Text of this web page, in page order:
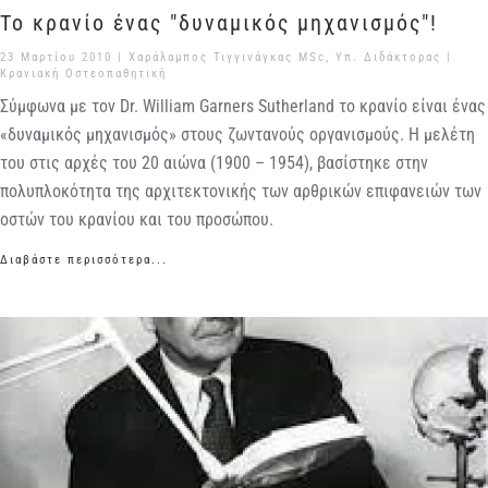
Το κρανίο ένας "δυναμικός μηχανισμός"!
23 Μαρτίου 2010
| Χαράλαμπος Τιγγινάγκας MSc, Υπ. Διδάκτορας |
Κρανιακή Οστεοπαθητική
Σύμφωνα με τον Dr. William Garners Sutherland το κρανίο είναι ένας
«δυναμικός μηχανισμός» στους ζωντανούς οργανισμούς. Η μελέτη
του στις αρχές του 20 αιώνα (1900 – 1954), βασίστηκε στην
πολυπλοκότητα της αρχιτεκτονικής των αρθρικών επιφανειών των
οστών του κρανίου και του προσώπου.
Διαβάστε περισσότερα...